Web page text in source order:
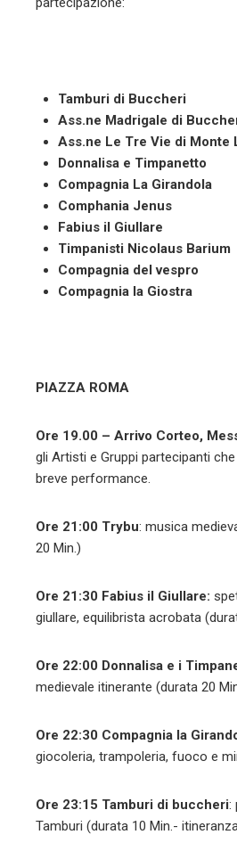
Tamburi di Buccheri
Ass.ne Madrigale di
Ass.ne Le Tre Vie di Monte
Donnalisa e Timpanetto
Compagnia La Girandola
Comphania Jenus
Fabius il Giullare
Timpanisti Nicolaus Barium
Compagnia del vespro
Compagnia la Giostra
PIAZZA ROMA
Ore 19.00 – Arrivo Corteo,
gli Artisti e Gruppi partecipanti
breve performance.
Ore 21:00 Trybu: musica
20 Min.)
Ore 21:30 Fabius il Giullare:
giullare, equilibrista acrobata
Ore 22:00 Donnalisa e i
medievale itinerante (durata 20
Ore 22:30 Compagnia la
giocoleria, trampoleria, fuoco e
Ore 23:15 Tamburi di buccheri:
Tamburi (durata 10 Min.-